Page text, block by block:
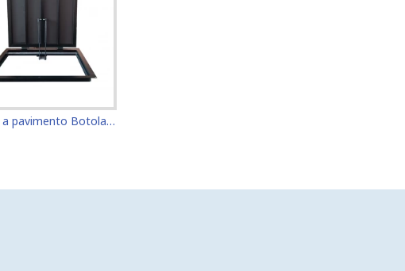
Botola a pavimento Botola di accesso Botola di ispezione 60 cm x 80 cm "H"